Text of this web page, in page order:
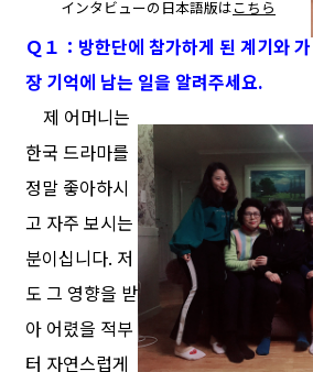
インタビューの日本語版はこちら
Ｑ１：방한단에 참가하게 된 계기와 가
장 기억에 남는 일을 알려주세요.
제 어머니는
한국 드라마를
정말 좋아하시
고 자주 보시는
분이십니다. 저
도 그 영향을 받
아 어렸을 적부
터 자연스럽게